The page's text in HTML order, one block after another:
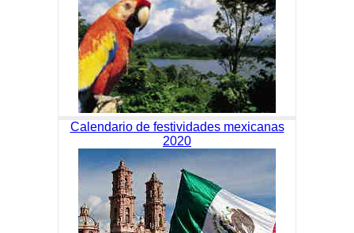
Calendario de festividades mexicanas
2020